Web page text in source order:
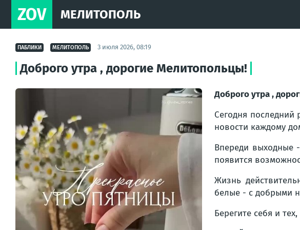
ZOV МЕЛИТОПОЛЬ
ПАБЛИКИ МЕЛИТОПОЛЬ 3 июля 2026, 08:19
Доброго утра , дорогие Мелитопольцы!
Доброго утра ,
Сегодня последний
новости каждому
Впереди выходные
появится
Жизнь
белые - с добрыми
Берегите себя и